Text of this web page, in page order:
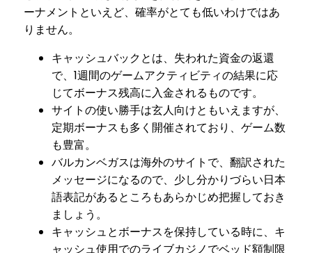
ーナメントといえど、確率がとても低いわけではあ
りません。
キャッシュバックとは、失われた資金の返還
で、1週間のゲームアクティビティの結果に応
じてボーナス残高に入金されるものです。
サイトの使い勝手は玄人向けともいえますが、
定期ボーナスも多く開催されており、ゲーム数
も豊富。
バルカンベガスは海外のサイトで、翻訳された
メッセージになるので、少し分かりづらい日本
語表記があるところもあらかじめ把握しておき
ましょう。
キャッシュとボーナスを保持している時に、キ
ャッシュ使用でのライブカジノでベッド額制限